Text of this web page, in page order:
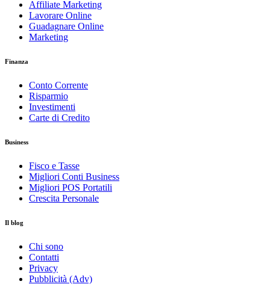
Affiliate Marketing
Lavorare Online
Guadagnare Online
Marketing
Finanza
Conto Corrente
Risparmio
Investimenti
Carte di Credito
Business
Fisco e Tasse
Migliori Conti Business
Migliori POS Portatili
Crescita Personale
Il blog
Chi sono
Contatti
Privacy
Pubblicità (Adv)